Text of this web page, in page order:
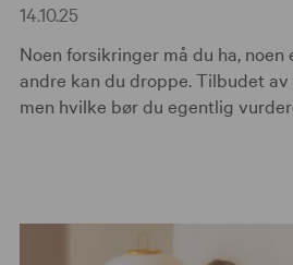
14.10.25
Noen forsikringer må du ha, noen
andre kan du droppe. Tilbudet
men hvilke bør du egentlig